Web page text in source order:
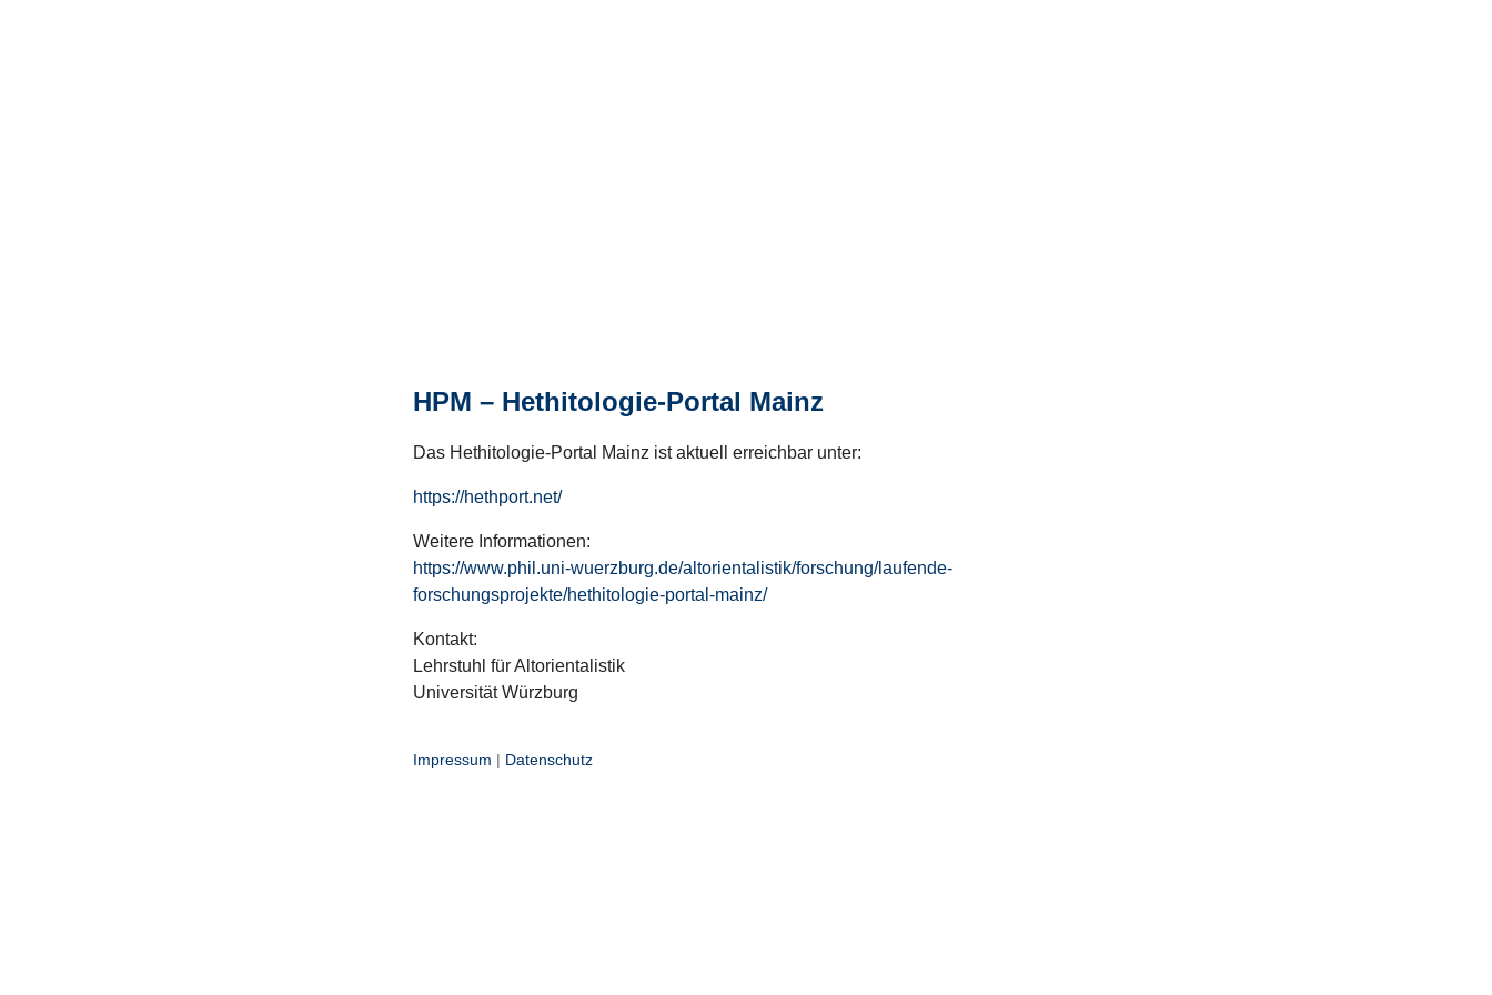
HPM – Hethitologie-Portal Mainz
Das Hethitologie-Portal Mainz ist aktuell erreichbar unter:
https://hethport.net/
Weitere Informationen:
https://www.phil.uni-wuerzburg.de/altorientalistik/forschung/laufende-
forschungsprojekte/hethitologie-portal-mainz/
Kontakt:
Lehrstuhl für Altorientalistik
Universität Würzburg
Impressum | Datenschutz